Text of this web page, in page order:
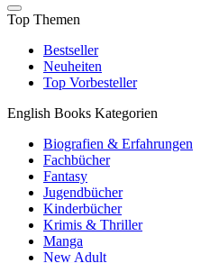
Top Themen
Bestseller
Neuheiten
Top Vorbesteller
English Books Kategorien
Biografien & Erfahrungen
Fachbücher
Fantasy
Jugendbücher
Kinderbücher
Krimis & Thriller
Manga
New Adult